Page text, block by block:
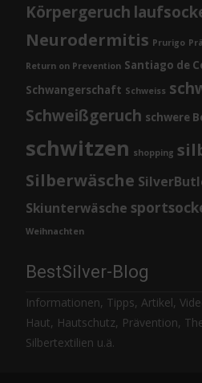
Körpergeruch
Neurodermitis Prurigo
Return on Prevention Santiago de
Schwangerschaft Schweiss
Schweißgeruch schwere
schwitzen shopping
Silberwäsche
Skiunterwäsche
Weihnachten
BestSilver-Blog
Informationen, Tipps, Artikel,
Haut, Hautschutz, Prävention,
Silbertextilien u.ä.